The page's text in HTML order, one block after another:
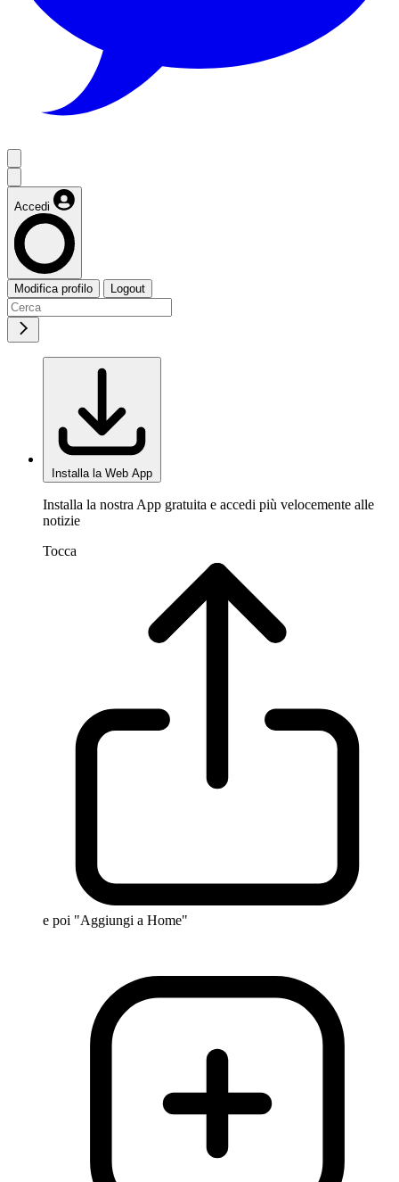
Accedi
Modifica profilo Logout
Installa la Web App
Installa la nostra App gratuita e accedi più velocemente alle
notizie
Tocca
e poi "Aggiungi a Home"